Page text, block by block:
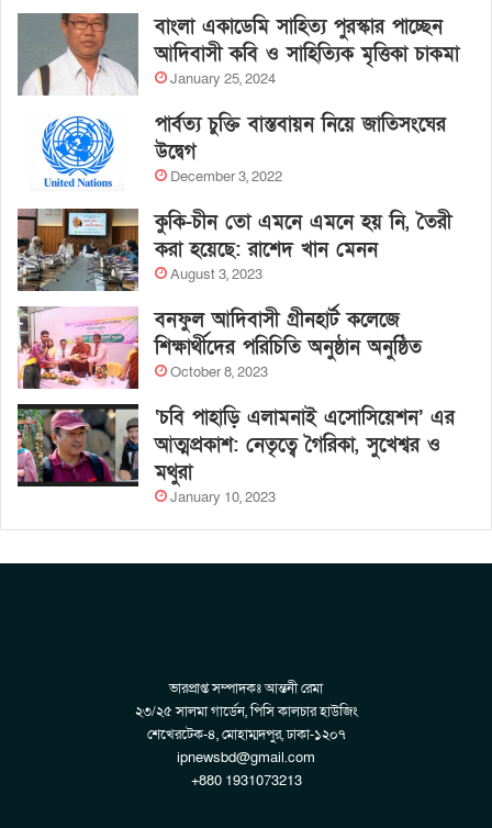
বাংলা একাডেমি সাহিত্য পুরস্কার পাচ্ছেন
আদিবাসী কবি ও সাহিত্যিক মৃত্তিকা চাকমা
January 25, 2024
পার্বত্য চুক্তি বাস্তবায়ন নিয়ে জাতিসংঘের
উদ্বেগ
December 3, 2022
কুকি-চীন তো এমনে এমনে হয় নি, তৈরী
করা হয়েছে: রাশেদ খান মেনন
August 3, 2023
বনফুল আদিবাসী গ্রীনহার্ট কলেজে
শিক্ষার্থীদের পরিচিতি অনুষ্ঠান অনুষ্ঠিত
October 8, 2023
‘চবি পাহাড়ি এলামনাই এসোসিয়েশন’ এর
আত্মপ্রকাশ: নেতৃত্বে গৈরিকা, সুখেশ্বর ও
মথুরা
January 10, 2023
ভারপ্রাপ্ত সম্পাদকঃ আন্তনী রেমা
২৩/২৫ সালমা গার্ডেন, পিসি কালচার হাউজিং
শেখেরটেক-৪, মোহাম্মদপুর, ঢাকা-১২০৭
ipnewsbd@gmail.com
+880 1931073213